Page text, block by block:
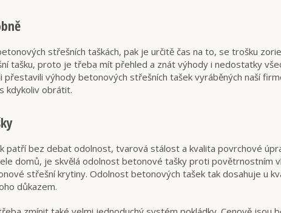
střešních taškách, pak je určitě čas na to, se trošku
tašku, proto je třeba mít přehled a znát výhody i nedostatky
přestavili výhody betonových střešních tašek vyráběných naší
kdykoliv obrátit.
patří bez debat odolnost, tvarová stálost a kvalita povrchové
domů, je skvělá odolnost betonové tašky proti povětrnostním
střešní krytiny. Odolnost betonových tašek tak dosahuje u
důkazem.